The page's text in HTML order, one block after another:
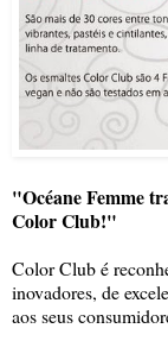
"Océane Femme
Color Club!"
Color Club é
inovadores, de
aos seus